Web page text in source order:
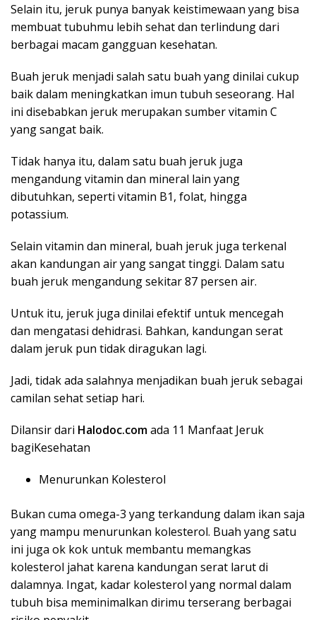
Selain itu, jeruk punya banyak keistimewaan yang bisa
membuat tubuhmu lebih sehat dan terlindung dari
berbagai macam gangguan kesehatan.
Buah jeruk menjadi salah satu buah yang dinilai cukup
baik dalam meningkatkan imun tubuh seseorang. Hal
ini disebabkan jeruk merupakan sumber vitamin C
yang sangat baik.
Tidak hanya itu, dalam satu buah jeruk juga
mengandung vitamin dan mineral lain yang
dibutuhkan, seperti vitamin B1, folat, hingga
potassium.
Selain vitamin dan mineral, buah jeruk juga terkenal
akan kandungan air yang sangat tinggi. Dalam satu
buah jeruk mengandung sekitar 87 persen air.
Untuk itu, jeruk juga dinilai efektif untuk mencegah
dan mengatasi dehidrasi. Bahkan, kandungan serat
dalam jeruk pun tidak diragukan lagi.
Jadi, tidak ada salahnya menjadikan buah jeruk sebagai
camilan sehat setiap hari.
Dilansir dari Halodoc.comada 11 Manfaat Jeruk
bagiKesehatan
Menurunkan Kolesterol
Bukan cuma omega-3 yang terkandung dalam ikan saja
yang mampu menurunkan kolesterol. Buah yang satu
ini juga ok kok untuk membantu memangkas
kolesterol jahat karena kandungan serat larut di
dalamnya. Ingat, kadar kolesterol yang normal dalam
tubuh bisa meminimalkan dirimu terserang berbagai